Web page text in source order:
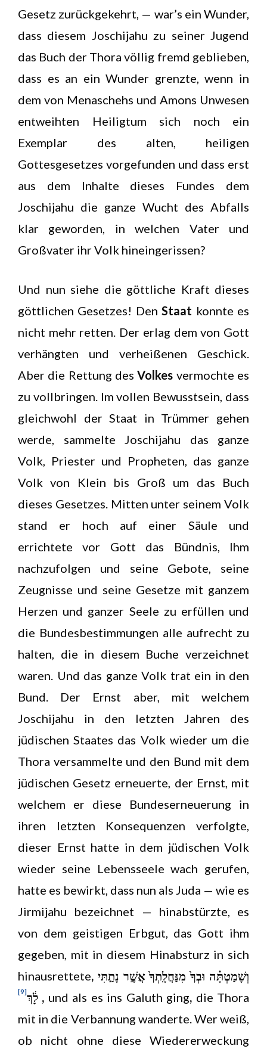
Gesetz zurückgekehrt, — war’s ein Wunder,
dass diesem Joschijahu zu seiner Jugend
das Buch der Thora völlig fremd geblieben,
dass es an ein Wunder grenzte, wenn in
dem von Menaschehs und Amons Unwesen
entweihten Heiligtum sich noch ein
Exemplar des alten, heiligen
Gottesgesetzes vorgefunden und dass erst
aus dem Inhalte dieses Fundes dem
Joschijahu die ganze Wucht des Abfalls
klar geworden, in welchen Vater und
Großvater ihr Volk hineingerissen?
Und nun siehe die göttliche Kraft dieses
göttlichen Gesetzes! DenStaat konnte es
nicht mehr retten. Der erlag dem von Gott
verhängten und verheißenen Geschick.
Aber die Rettung desVolkes vermochte es
zu vollbringen. Im vollen Bewusstsein, dass
gleichwohl der Staat in Trümmer gehen
werde, sammelte Joschijahu das ganze
Volk, Priester und Propheten, das ganze
Volk von Klein bis Groß um das Buch
dieses Gesetzes. Mitten unter seinem Volk
stand er hoch auf einer Säule und
errichtete vor Gott das Bündnis, Ihm
nachzufolgen und seine Gebote, seine
Zeugnisse und seine Gesetze mit ganzem
Herzen und ganzer Seele zu erfüllen und
die Bundesbestimmungen alle aufrecht zu
halten, die in diesem Buche verzeichnet
waren. Und das ganze Volk trat ein in den
Bund. Der Ernst aber, mit welchem
Joschijahu in den letzten Jahren des
jüdischen Staates das Volk wieder um die
Thora versammelte und den Bund mit dem
jüdischen Gesetz erneuerte, der Ernst, mit
welchem er diese Bundeserneuerung in
ihren letzten Konsequenzen verfolgte,
dieser Ernst hatte in dem jüdischen Volk
wieder seine Lebensseele wach gerufen,
hatte es bewirkt, dass nun als Juda — wie es
Jirmijahu bezeichnet — hinabstürzte, es
von dem geistigen Erbgut, das Gott ihm
gegeben, mit in diesem Hinabsturz in sich
hinausrettete, וְשָׁמַטְתָּ֗ה וּבְךָ֙ מִנַּחֲלָֽתְךָ֙ אֲשֶׁ֣ר נָתַ֣תִּי
לָ֔ךְ[9] , und als es ins Galuth ging, die Thora
mit in die Verbannung wanderte. Wer weiß,
ob nicht ohne diese Wiedererweckung